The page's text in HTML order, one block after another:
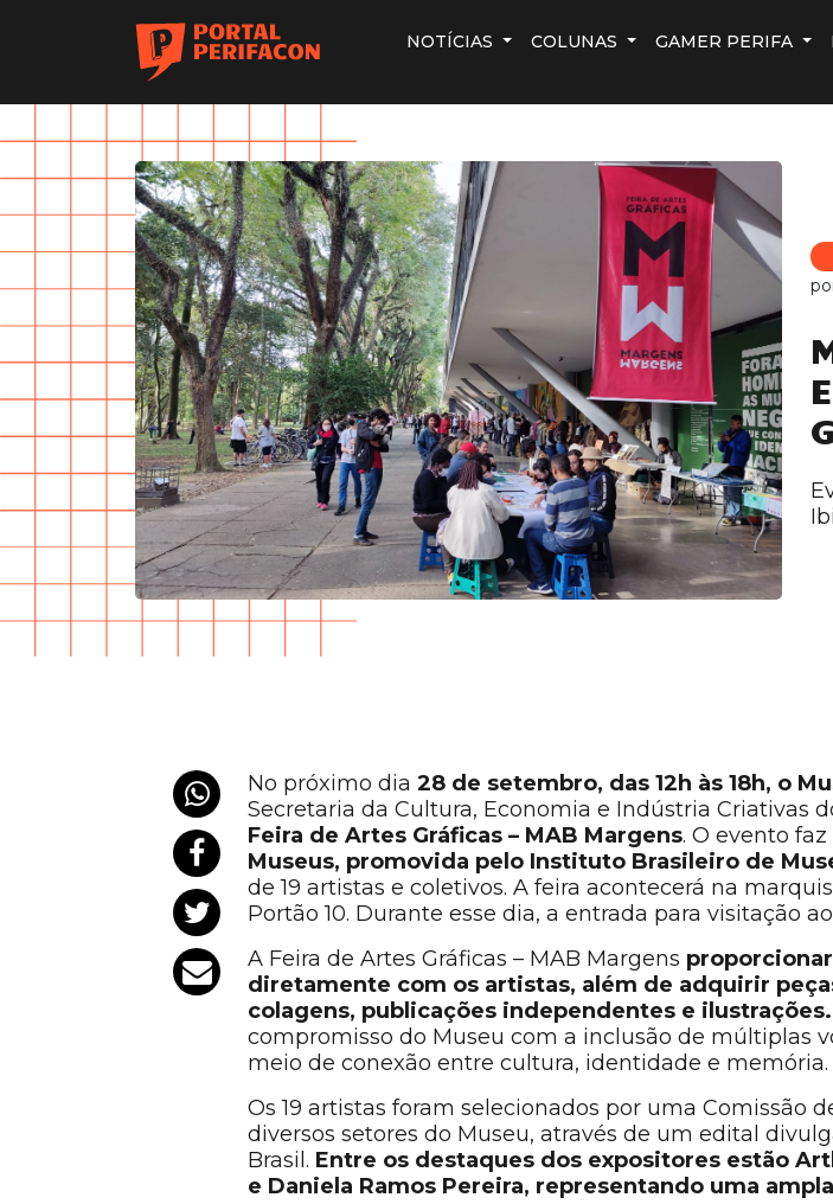
NOTÍCIAS COLUNAS GAMER PERIFA
No próximo dia 28 de setembro, das 12h às 18h, o
Secretaria da Cultura, Economia e Indústria Criativas
Feira de Artes Gráficas – MAB Margens. O evento
Museus, promovida pelo Instituto Brasileiro de
de 19 artistas e coletivos. A feira acontecerá na
Portão 10. Durante esse dia, a entrada para visitação
A Feira de Artes Gráficas – MAB Margens
diretamente com os artistas, além de adquirir
colagens, publicações independentes e
compromisso do Museu com a inclusão de múltiplas
meio de conexão entre cultura, identidade e memória.
Os 19 artistas foram selecionados por uma Comissão
diversos setores do Museu, através de um edital
Brasil. Entre os destaques dos expositores estão
e Daniela Ramos Pereira, representando uma